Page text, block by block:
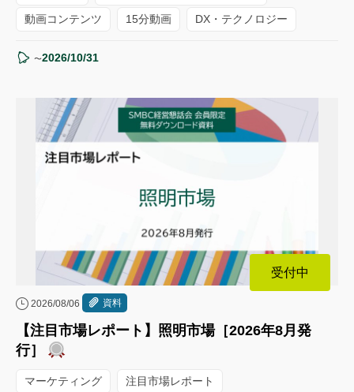
動画コンテンツ 15分動画 DX・テクノロジー
〜2026/10/31
受付中
2026/08/06 資料
【注目市場レポート】照明市場［2026年8月発
行］
マーケティング 注目市場レポート